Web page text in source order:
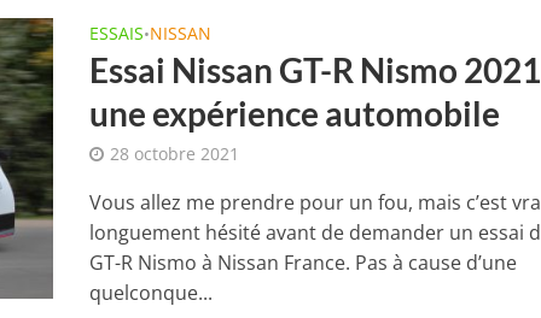
ESSAIS•NISSAN
Essai Nissan GT-R Nismo
une expérience automobile
28 octobre 2021
Vous allez me prendre pour un fou, mais c’est
longuement hésité avant de demander un essai
GT-R Nismo à Nissan France. Pas à cause d’une
quelconque...